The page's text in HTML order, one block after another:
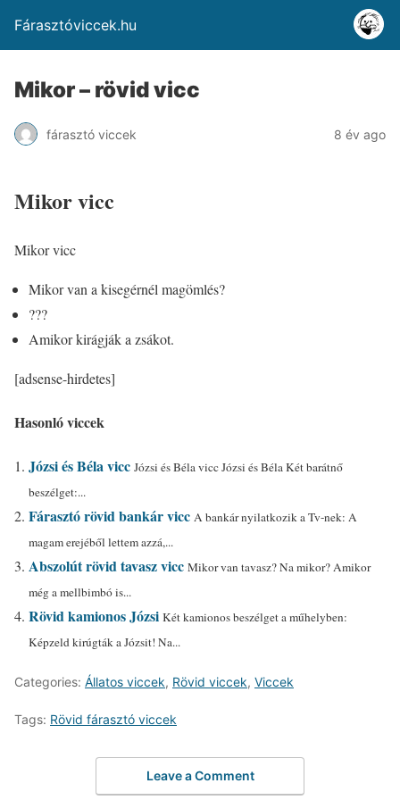
Fárasztóviccek.hu
Mikor – rövid vicc
fárasztó viccek 8 év ago
Mikor vicc
Mikor vicc
Mikor van a kisegérnél magömlés?
???
Amikor kirágják a zsákot.
[adsense-hirdetes]
Hasonló viccek
Józsi és Béla vicc Józsi és Béla vicc Józsi és Béla Két barátnő
beszélget:...
Fárasztó rövid bankár vicc A bankár nyilatkozik a Tv-nek: A
magam erejéből lettem azzá,...
Abszolút rövid tavasz vicc Mikor van tavasz? Na mikor? Amikor
még a mellbimbó is...
Rövid kamionos Józsi Két kamionos beszélget a műhelyben:
Képzeld kirúgták a Józsit! Na...
Categories: Állatos viccek, Rövid viccek, Viccek
Tags: Rövid fárasztó viccek
Leave a Comment